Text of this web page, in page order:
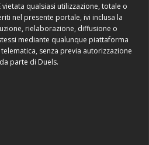
qualsiasi utilizzazione, totale o
nel presente portale, ivi inclusa la
rielaborazione, diffusione o
mediante qualunque piattaforma
senza previa autorizzazione
parte di Duels.